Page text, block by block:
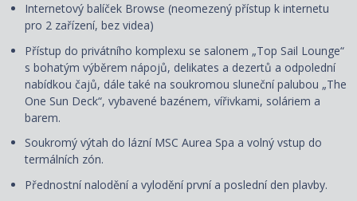
Internetový balíček Browse (neomezený přístup k internetu
pro 2 zařízení, bez videa)
Přístup do privátního komplexu se salonem „Top Sail Lounge“
s bohatým výběrem nápojů, delikates a dezertů a odpolední
nabídkou čajů, dále také na soukromou sluneční palubou „The
One Sun Deck“, vybavené bazénem, vířivkami, soláriem a
barem.
Soukromý výtah do lázní MSC Aurea Spa a volný vstup do
termálních zón.
Přednostní nalodění a vylodění první a poslední den plavby.